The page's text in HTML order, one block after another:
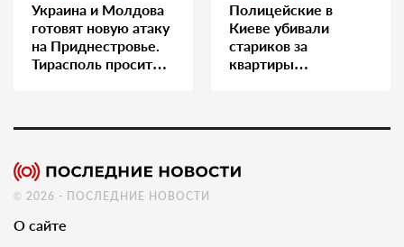
Украина и Молдова
готовят новую атаку
на Приднестровье.
Тирасполь просит
Полицейские в
Киеве убивали
стариков за
квартиры…
© 2026 - ПОСЛЕДНИЕ НОВОСТИ
О сайте